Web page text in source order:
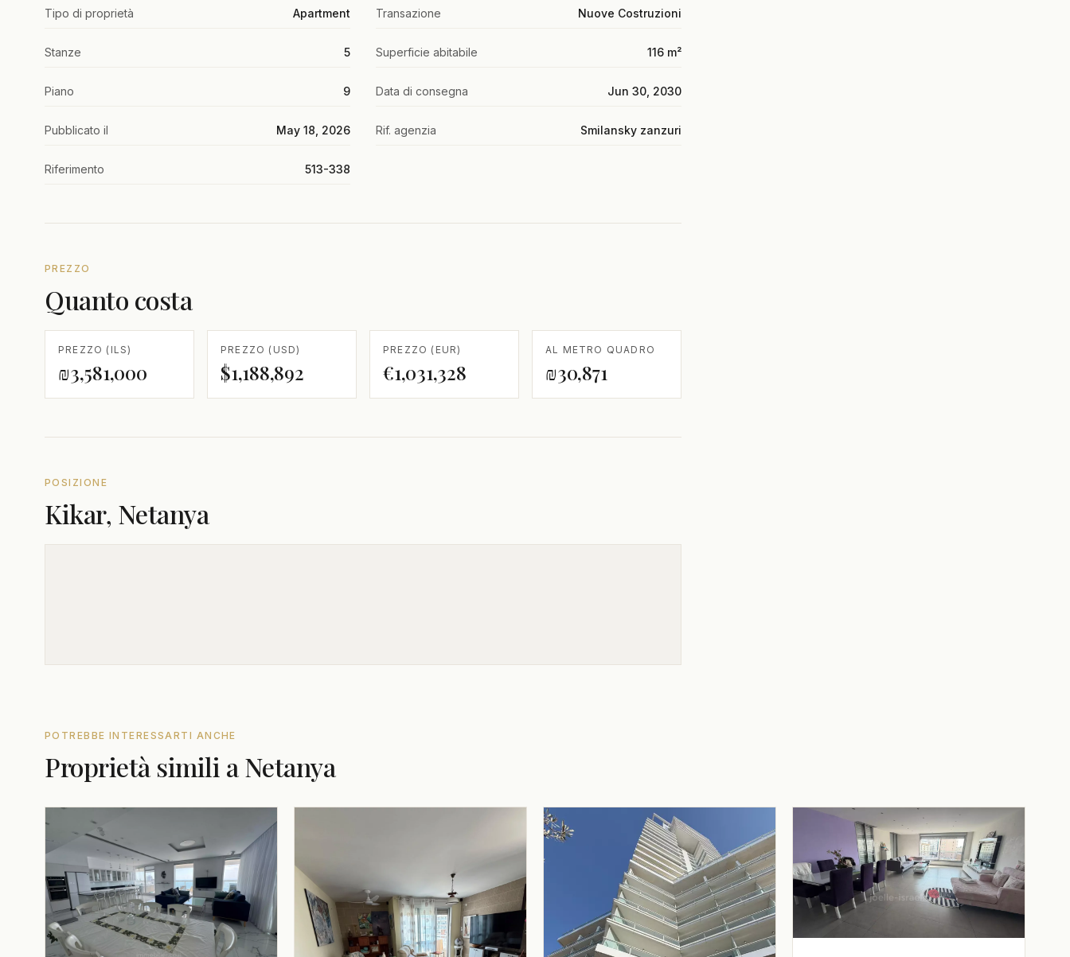
Tipo di proprietà Apartment Transazione Nuove Costruzioni
Stanze 5 Superficie abitabile 116 m²
Piano 9 Data di consegna Jun 30, 2030
Pubblicato il May 18, 2026 Rif. agenzia Smilansky zanzuri
Riferimento 513-338
PREZZO
Quanto costa
PREZZO (ILS)
₪3,581,000
PREZZO (USD)
$1,188,892
PREZZO (EUR)
€1,031,328
AL METRO QUADRO
₪30,871
POSIZIONE
Kikar, Netanya
POTREBBE INTERESSARTI ANCHE
Proprietà simili a Netanya